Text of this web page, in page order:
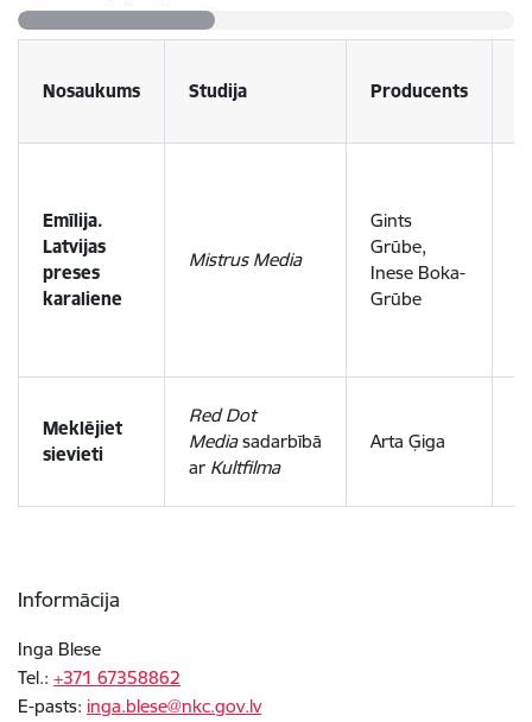
Nosaukums Studija Producents
Emīlija.
Latvijas
preses
karaliene
Mistrus Media
Gints
Grūbe,
Inese Boka-
Grūbe
Meklējiet
sievieti
Red Dot
Mediasadarbībā
ar Kultfilma
Arta Ģiga
Informācija
Inga Blese
Tel.: +371 ​67358862
E-pasts: inga.blese@nkc.gov.lv